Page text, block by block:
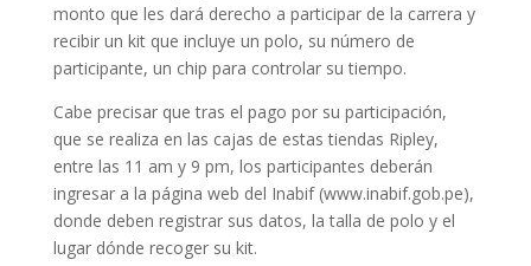
monto que les dará derecho a participar de la carrera y
recibir un kit que incluye un polo, su número de
participante, un chip para controlar su tiempo.
Cabe precisar que tras el pago por su participación,
que se realiza en las cajas de estas tiendas Ripley,
entre las 11 am y 9 pm, los participantes deberán
ingresar a la página web del Inabif (www.inabif.gob.pe),
donde deben registrar sus datos, la talla de polo y el
lugar dónde recoger su kit.